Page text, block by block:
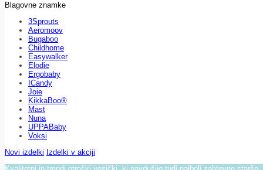
Blagovne znamke
3Sprouts
Aeromoov
Bugaboo
Childhome
Easywalker
Elodie
Ergobaby
ICandy
Joie
KikkaBoo®
Mast
Nuna
UPPABaby
Voksi
Novi izdelki Izdelki v akciji